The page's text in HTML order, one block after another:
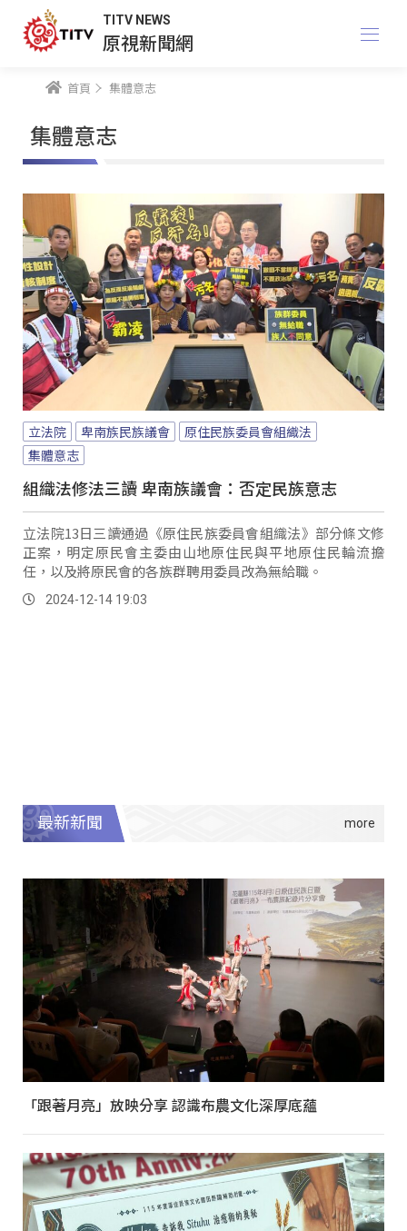
TITV NEWS
原視新聞網
首頁 集體意志
集體意志
立法院 卑南族民族議會
原住民族委員會組織法
集體意志
組織法修法三讀 卑南族議會：否定民族意志
立法院13日三讀通過《原住民族委員會組織法》部分條文修
正案，明定原民會主委由山地原住民與平地原住民輪流擔
任，以及將原民會的各族群聘用委員改為無給職。
2024-12-14 19:03
最新新聞
「跟著月亮」放映分享 認識布農文化深厚底蘊